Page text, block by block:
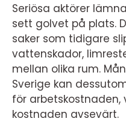
Seriösa aktörer
sett golvet på plats.
saker som tidigare
vattenskador,
mellan olika rum.
Sverige kan
för arbetskostnaden,
kostnaden avsevärt.